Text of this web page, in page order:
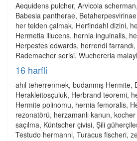
Aequidens pulcher, Arvicola
Babesia pantherae,
her telden çalmak, Herfindahl dizini,
Hermetia illucens, hernia inguinalis,
Herpestes edwards, herrendi
Rademacher serisi, Wuchereria
16 harfli
ahıl teherrenmek, budanmış Hermite,
Herakleitosçuluk, Herbrand teoremi,
Hermite polinomu, hernia femoralis,
rezonatörü, herzamanlı kanun,
saçılma, Küntscher çivisi, Şili
Testudo hermanni, Turacus fischeri,